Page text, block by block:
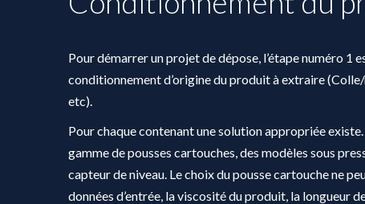
Pour démarrer un projet de dépose, l’étape numéro 1
conditionnement d’origine du produit à extraire
etc).
Pour chaque contenant une solution appropriée
gamme de pousses cartouches, des modèles sous
capteur de niveau. Le choix du pousse cartouche ne
données d’entrée, la viscosité du produit, la longueur